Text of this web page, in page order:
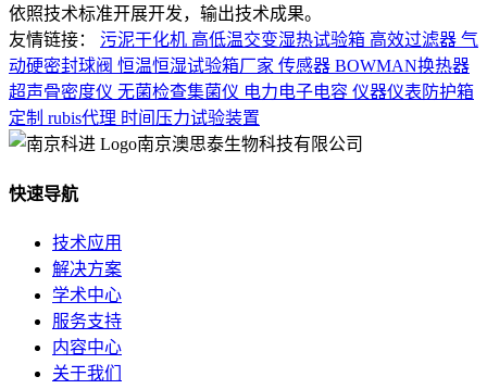
依照技术标准开展开发，输出技术成果。
友情链接：
污泥干化机 高低温交变湿热试验箱 高效过滤器 气
动硬密封球阀 恒温恒湿试验箱厂家 传感器 BOWMAN换热器
超声骨密度仪 无菌检查集菌仪 电力电子电容 仪器仪表防护箱
定制 rubis代理 时间压力试验装置
南京澳思泰生物科技有限公司
快速导航
技术应用
解决方案
学术中心
服务支持
内容中心
关于我们